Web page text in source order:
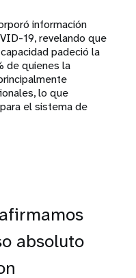
información
19, revelando que
padeció la
de quienes la
lo que
el sistema de
absoluto